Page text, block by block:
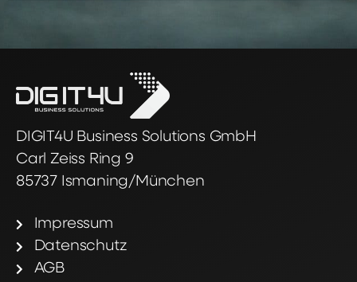
DIGIT4U Business Solutions GmbH
Carl Zeiss Ring 9
85737 Ismaning/München
Impressum
Datenschutz
AGB